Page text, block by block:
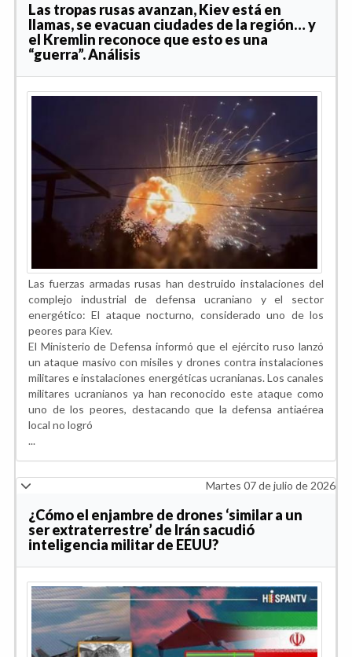
Las tropas rusas avanzan, Kiev está en
llamas, se evacuan ciudades de la región… y
el Kremlin reconoce que esto es una
“guerra”. Análisis
Las fuerzas armadas rusas han destruido instalaciones del
complejo industrial de defensa ucraniano y el sector
energético: El ataque nocturno, considerado uno de los
peores para Kiev.
El Ministerio de Defensa informó que el ejército ruso lanzó
un ataque masivo con misiles y drones contra instalaciones
militares e instalaciones energéticas ucranianas. Los canales
militares ucranianos ya han reconocido este ataque como
uno de los peores, destacando que la defensa antiaérea
local no logró
...
Martes 07 de julio de 2026
¿Cómo el enjambre de drones ‘similar a un
ser extraterrestre’ de Irán sacudió
inteligencia militar de EEUU?